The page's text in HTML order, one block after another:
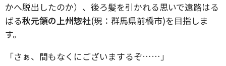
かへ脱出したのか）、後ろ髪を引かれる思いで遠路はる
ばる秋元領の上州惣社(現：群馬県前橋市)を目指しま
す。
「さぁ、間もなくにございまするぞ……」